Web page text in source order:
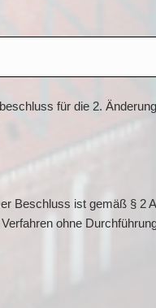
für die 2.
Beschluss ist gemäß § 2
ohne